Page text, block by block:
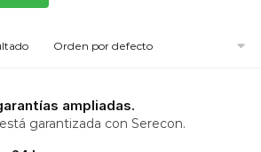
ampliadas.
garantizada con Serecon.